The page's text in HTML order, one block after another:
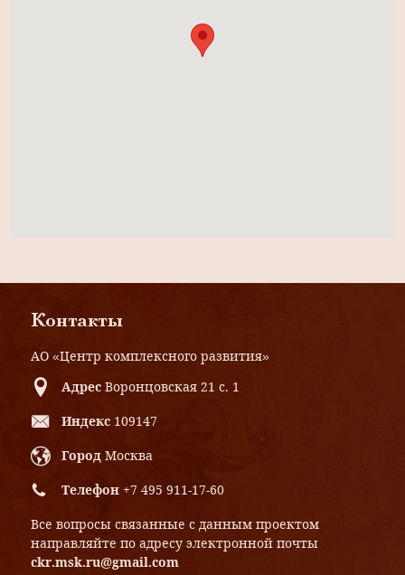
Контакты
АО «Центр комплексного развития»
Адрес Воронцовская 21 с. 1
Индекс 109147
Город Москва
Телефон +7 495 911-17-60
Все вопросы связанные с данным проектом
направляйте по адресу электронной почты
ckr.msk.ru@gmail.com